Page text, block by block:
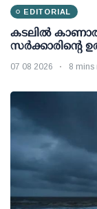
EDITORIAL
കടലിൽ
സർക്കാരിന്റെ
07 08 2026 8 mins